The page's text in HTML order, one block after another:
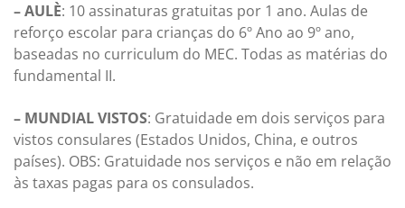
– AULÈ: 10 assinaturas gratuitas por 1 ano. Aulas de
reforço escolar para crianças do 6º Ano ao 9º ano,
baseadas no curriculum do MEC. Todas as matérias do
fundamental II.
– MUNDIAL VISTOS: Gratuidade em dois serviços para
vistos consulares (Estados Unidos, China, e outros
países). OBS: Gratuidade nos serviços e não em relação
às taxas pagas para os consulados.